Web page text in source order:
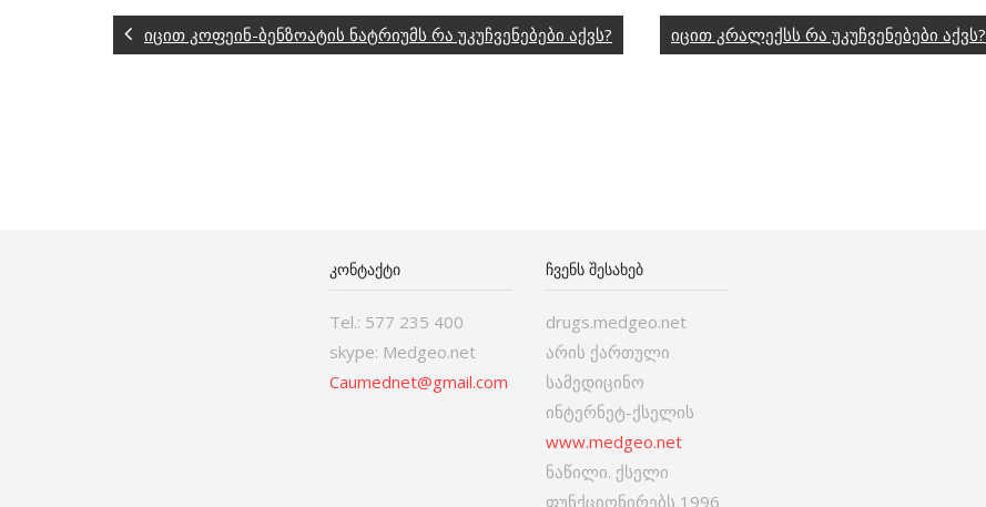
იცით კოფეინ-ბენზოატის ნატრიუმს რა უკუჩვენებები აქვს? იცით კრალექსს რა უკუჩვენებები აქვს?
ᲙᲝᲜᲢᲐᲥᲢᲘ
Tel.: 577 235 400
skype: Medgeo.net
Caumednet@gmail.com
ᲩᲕᲔᲜᲡ ᲨᲔᲡᲐᲮᲔᲑ
drugs.medgeo.net
არის ქართული
სამედიცინო
ინტერნეტ-ქსელის
www.medgeo.net
ნაწილი. ქსელი
ფუნქციონირებს 1996